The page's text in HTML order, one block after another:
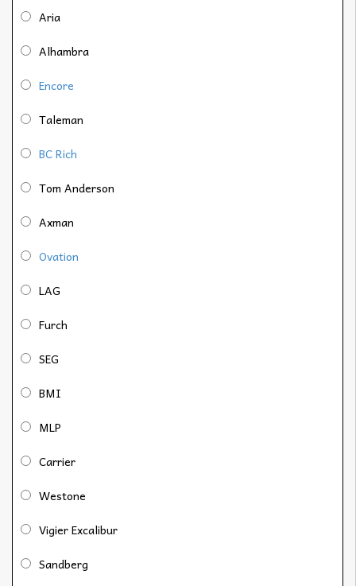
Aria
Alhambra
Encore
Taleman
BC Rich
Tom Anderson
Axman
Ovation
LAG
Furch
SEG
BMI
MLP
Carrier
Westone
Vigier Excalibur
Sandberg